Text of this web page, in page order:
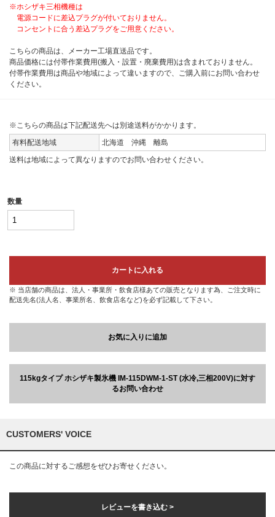
※ホシザキ三相機種は
電源コードに差込プラグが付いておりません。
コンセントに合う差込プラグをご用意ください。
こちらの商品は、メーカー工場直送品です。
商品価格には付帯作業費用(搬入・設置・廃棄費用)は含まれておりません。
付帯作業費用は商品や地域によって違いますので、ご購入前にお問い合わせ
ください。
※こちらの商品は下記配送先へは別途送料がかかります。
有料配送地域
北海道 沖縄 離島
送料は地域によって異なりますのでお問い合わせください。
数量
カートに入れる
※ 当店舗の商品は、法人・事業所・飲食店様あての販売となります為、ご注文時に
配送先名(法人名、事業所名、飲食店名など)を必ず記載して下さい。
お気に入りに追加
115kgタイプ ホシザキ製氷機 IM-115DWM-1-ST (水冷,三相200V)に対す
るお問い合わせ
CUSTOMERS' VOICE
この商品に対するご感想をぜひお寄せください。
レビューを書き込む >